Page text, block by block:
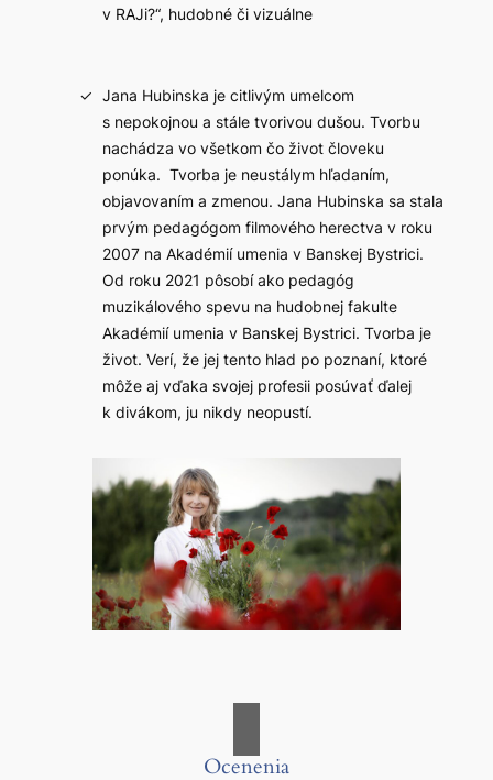
v RAJi?“, hudobné či vizuálne
Jana Hubinska je citlivým umelcom
s nepokojnou a stále tvorivou dušou. Tvorbu
nachádza vo všetkom čo život človeku
ponúka. Tvorba je neustálym hľadaním,
objavovaním a zmenou. Jana Hubinska sa stala
prvým pedagógom filmového herectva v roku
2007 na Akadémií umenia v Banskej Bystrici.
Od roku 2021 pôsobí ako pedagóg
muzikálového spevu na hudobnej fakulte
Akadémií umenia v Banskej Bystrici. Tvorba je
život. Verí, že jej tento hlad po poznaní, ktoré
môže aj vďaka svojej profesii posúvať ďalej
k divákom, ju nikdy neopustí.
Ocenenia